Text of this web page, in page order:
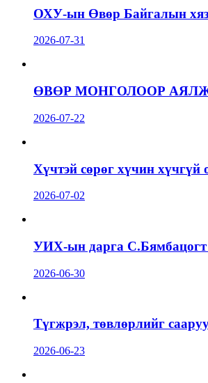
ОХУ-ын Өвөр Байгалын
2026-07-31
ӨВӨР МОНГОЛООР
2026-07-22
Хүчтэй сөрөг хүчин
2026-07-02
УИХ-ын дарга С.Бямбацогт
2026-06-30
Түгжрэл, төвлөрлийг
2026-06-23